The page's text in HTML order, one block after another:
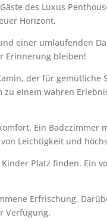
des Luxus
Horizont.
einer umlaufenden
Erinnerung bleiben!
der für gemütliche
einem wahren
Ein Badezimmer
Leichtigkeit und
Platz finden. Ein
Erfrischung.
Verfügung.